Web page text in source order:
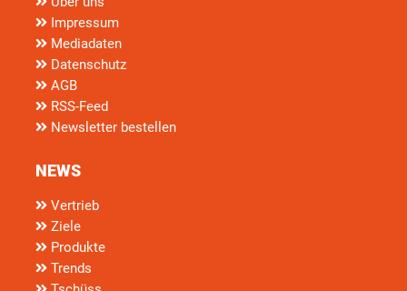
Impressum
Mediadaten
Datenschutz
AGB
RSS-Feed
Newsletter bestellen
NEWS
Vertrieb
Ziele
Produkte
Trends